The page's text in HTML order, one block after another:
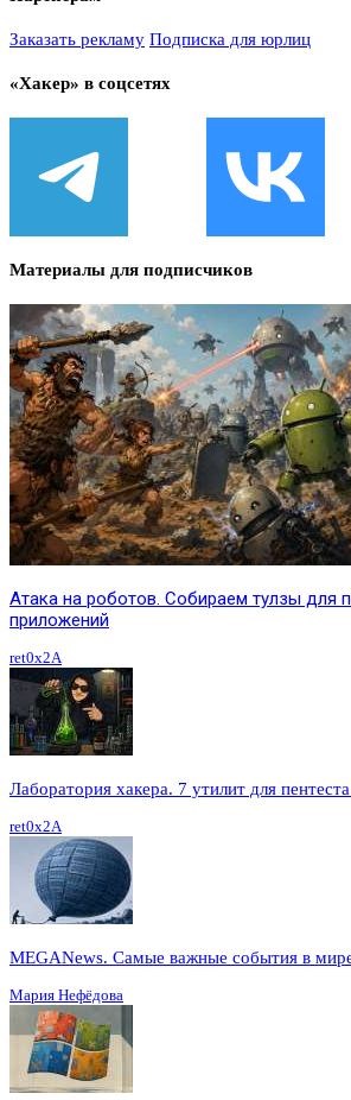
Заказать рекламу Подписка для юрлиц
«Хакер» в соцсетях
Материалы для подписчиков
Атака на роботов. Собираем тулзы для
приложений
ret0x2A
Лаборатория хакера. 7 утилит для
ret0x2A
MEGANews. Cамые важные события в
Мария Нефёдова